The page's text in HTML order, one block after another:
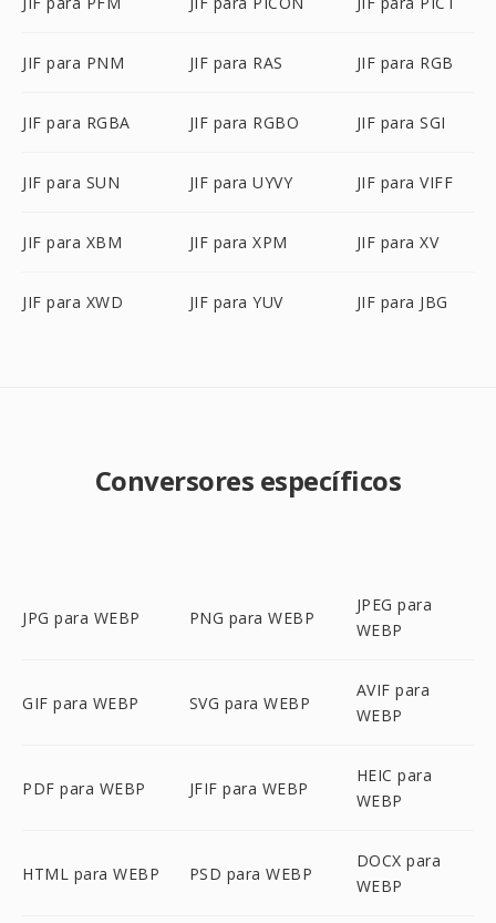
JIF para PNM JIF para RAS JIF para RGB
JIF para RGBA JIF para RGBO JIF para SGI
JIF para SUN JIF para UYVY JIF para VIFF
JIF para XBM JIF para XPM JIF para XV
JIF para XWD JIF para YUV JIF para JBG
Conversores específicos
JPG para WEBP PNG para WEBP
JPEG para
WEBP
GIF para WEBP SVG para WEBP
AVIF para
WEBP
PDF para WEBP JFIF para WEBP
HEIC para
WEBP
HTML para WEBP PSD para WEBP
DOCX para
WEBP